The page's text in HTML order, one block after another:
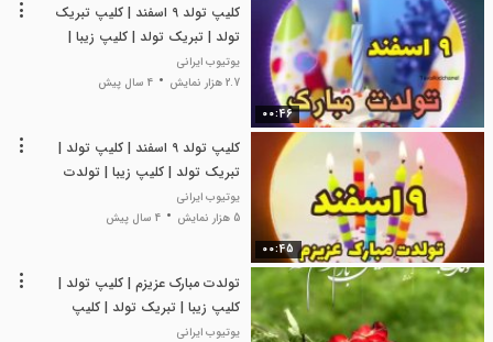
00:46
کلیپ تولد 9 اسفند | کلیپ تبریک
تولد | تبریک تولد | کلیپ زیبا |
تولدت مبارک عشقم
یوتیوب ایرانی
2.7 هزار نمایش
4 سال پیش
00:45
کلیپ تولد 9 اسفند | کلیپ تولد |
تبریک تولد | کلیپ زیبا | تولدت
مبارک
یوتیوب ایرانی
5 هزار نمایش
4 سال پیش
تولدت مبارک عزیزم | کلیپ تولد |
کلیپ زیبا | تبریک تولد | کلیپ
دیدنی
یوتیوب ایرانی